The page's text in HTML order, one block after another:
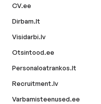
CV.ee
Dirbam.lt
Visidarbi.lv
Otsintood.ee
Personaloatrankos.lt
Recruitment.lv
Varbamisteenused.ee